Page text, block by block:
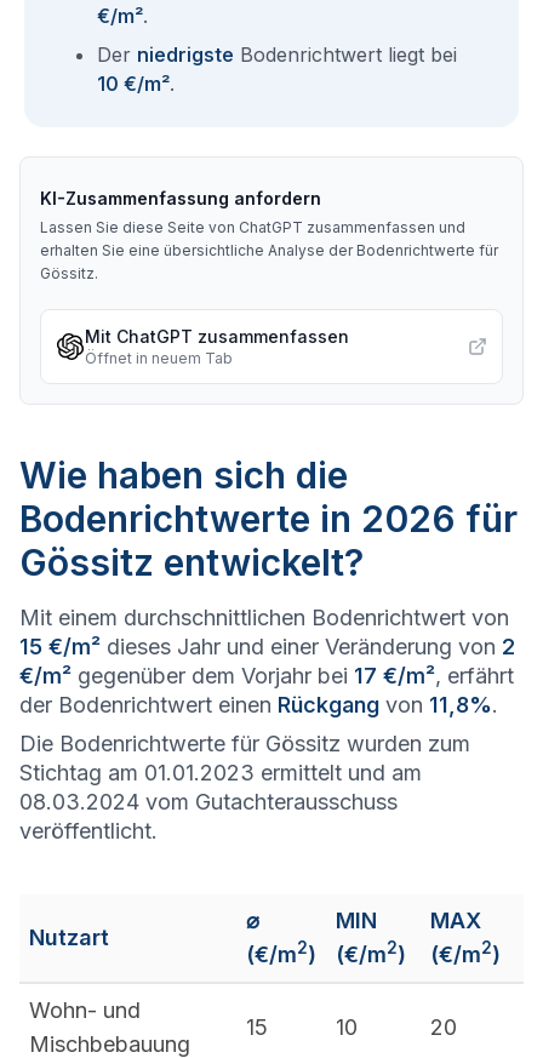
€/m².
Der niedrigste Bodenrichtwert liegt bei
10 €/m².
KI-Zusammenfassung anfordern
Lassen Sie diese Seite von ChatGPT zusammenfassen und
erhalten Sie eine übersichtliche Analyse der Bodenrichtwerte für
Gössitz.
Mit ChatGPT zusammenfassen
Öffnet in neuem Tab
Wie haben sich die
Bodenrichtwerte in 2026 für
Gössitz entwickelt?
Mit einem durchschnittlichen Bodenrichtwert von
15 €/m² dieses Jahr und einer Veränderung von 2
€/m² gegenüber dem Vorjahr bei 17 €/m², erfährt
der Bodenrichtwert einen Rückgang von 11,8%.
Die Bodenrichtwerte für Gössitz wurden zum
Stichtag am 01.01.2023 ermittelt und am
08.03.2024 vom Gutachterausschuss
veröffentlicht.
Nutzart
⌀
(€/m2)
MIN
(€/m2)
MAX
(€/m2)
Wohn- und
Mischbebauung
15 10 20